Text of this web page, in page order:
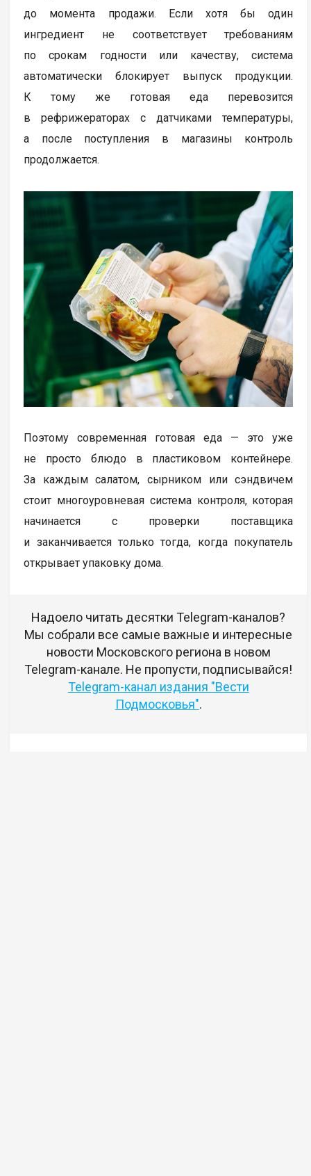
до момента продажи. Если хотя бы один
ингредиент не соответствует требованиям
по срокам годности или качеству, система
автоматически блокирует выпуск продукции.
К тому же готовая еда перевозится
в рефрижераторах с датчиками температуры,
а после поступления в магазины контроль
продолжается.
Поэтому современная готовая еда — это уже
не просто блюдо в пластиковом контейнере.
За каждым салатом, сырником или сэндвичем
стоит многоуровневая система контроля, которая
начинается с проверки поставщика
и заканчивается только тогда, когда покупатель
открывает упаковку дома.
Надоело читать десятки Telegram-каналов?
Мы собрали все самые важные и интересные
новости Московского региона в новом
Telegram-канале. Не пропусти, подписывайся!
Telegram-канал издания "Вести
Подмосковья".